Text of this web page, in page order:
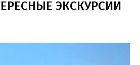
ЭКСКУРСИИ